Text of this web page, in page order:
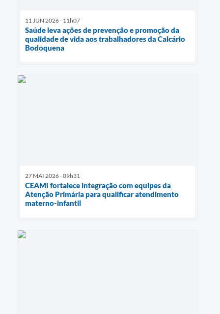
11 JUN 2026 - 11h07
Saúde leva ações de prevenção e promoção da
qualidade de vida aos trabalhadores da Calcário
Bodoquena
27 MAI 2026 - 09h31
CEAMI fortalece integração com equipes da
Atenção Primária para qualificar atendimento
materno-infantil